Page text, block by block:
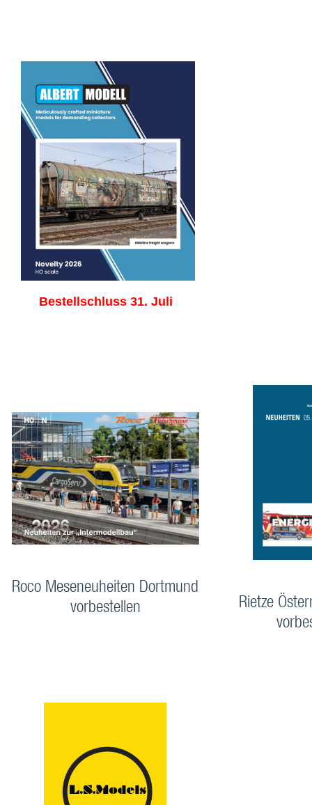
Bestellschluss 31. Juli
Roco Meseneuheiten Dortmund
vorbestellen
Rietze